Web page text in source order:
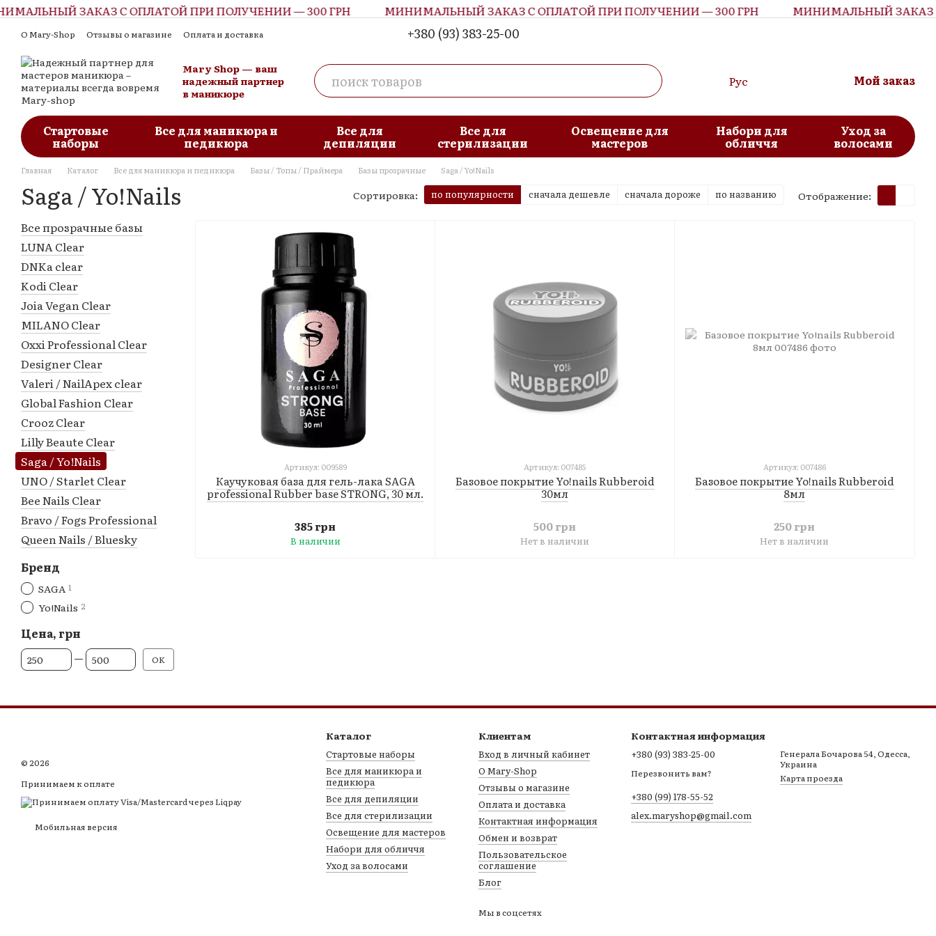
Перейти к основному контенту
ЗАКАЗ С ОПЛАТОЙ ПРИ ПОЛУЧЕНИИ — 300 ГРН МИНИМАЛЬНЫЙ ЗАКАЗ С ОПЛАТОЙ ПРИ ПОЛУЧЕНИИ — 300 ГРН МИНИМАЛЬНЫЙ ЗАКАЗ
О Mary-Shop Отзывы о магазине
Оплата и доставка
Пользовательское соглашение
+380 (93) 383-25-00
Mary Shop — ваш
надежный партнер
в маникюре
Рус Мой заказ
Стартовые
наборы
Все для маникюра и
педикюра
Все для
депиляции
Все для
стерилизации
Освещение для
мастеров
Набори для
обличчя
Уход за
волосами
Главная Каталог Все для маникюра и педикюра Базы / Топы / Праймера Базы прозрачные Saga / Yo!Nails
Saga / Yo!Nails Сортировка: по популярности сначала дешевле сначала дороже по названию Отображение:
Артикул: 009589
Каучуковая база для гель-лака SAGA
professional Rubber base STRONG, 30 мл.
385 грн
В наличии
Артикул: 007485
Базовое покрытие Yo!nails Rubberoid
30мл
500 грн
Нет в наличии
Артикул: 007486
Базовое покрытие Yo!nails Rubberoid
8мл
250 грн
Нет в наличии
Все прозрачные базы
LUNA Clear
DNKa clear
Kodi Clear
Joia Vegan Clear
MILANO Clear
Oxxi Professional Clear
Designer Clear
Valeri / NailApex clear
Global Fashion Clear
Crooz Clear
Lilly Beaute Clear
Saga / Yo!Nails
UNO / Starlet Clear
Bee Nails Clear
Bravo / Fogs Professional
Queen Nails / Bluesky
Бренд
SAGA 1
Yo!Nails 2
Цена, грн
От Цена, грн
До Цена, грн OK
© 2026
Принимаем к оплате
Мобильная версия
Каталог
Стартовые наборы
Все для маникюра и
педикюра
Все для депиляции
Все для стерилизации
Освещение для мастеров
Набори для обличчя
Уход за волосами
Клиентам
Вход в личный кабинет
О Mary-Shop
Отзывы о магазине
Оплата и доставка
Контактная информация
Обмен и возврат
Пользовательское
соглашение
Блог
Мы в соцсетях
Контактная информация
+380 (93) 383-25-00
Перезвонить вам?
+380 (99) 178-55-52
alex.maryshop@gmail.com
Генерала Бочарова 54, Одесса,
Украина
Карта проезда